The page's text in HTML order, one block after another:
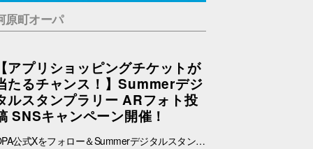
原町オーパ
アプリショッピングチケットが
たるチャンス！】Summerデジ
ルスタンプラリー ARフォト投
SNSキャンペーン開催！
OPA公式Xをフォロー＆Summerデジタルスタンプラリーで撮影したARフォトを投稿して、OPA VIVRE FORUSアプリのショッピングチケットをゲットしよう！ ■ 景品 500円分のアプリショッピングチケットを2枚（計1,000円分）を抽選で20名さまにプレゼント！ ※税込2,000円で使える500円のショッピングチケットを2枚進呈します。 ■ 応募期間 2026年8月1日(土) ～ 8月30日(日) 23:59まで ※当選者には8月31日(月)以降にDMにてご連絡いたします。 ■ 応募方法 OPA公式X（@opa_vivre_forus）をフォロー Summerデジタルスタンプラリーに参加して、ARフォトを撮影 ハッシュタグ「#おぱんちゅうさぎOPA」「#おぱんちゅうさぎFORUS」「#おぱんちゅうさぎVIVRE」のいずれかをつけて、撮影したARフォトを投稿！ ■ ご注意・各種規約 【撮影・投稿に関する注意】 撮影の際は、周囲のお客さまの通行の妨げにならないようご注意ください。 店内での撮影の際は、各店舗のルールやご案内に沿ってお楽しみください。 ARフォトの撮影、投稿するARフォトは、他のお客さまの顔等が映らないようご配慮をお願いいたします。 危険な行為（階段や無理な姿勢など）はお控えください。 【個人情報・権利に関する注意】 ARフォトの撮影・投稿にあたっては、他のお客さまのプライバシーにご配慮いただき、顔等が写り込まないようお願いいたします。 他のお客さまや第三者が写る場合は、必ずご本人の許可を得たうえで投稿してください。 投稿写真に含まれる著作物（ポスター・商品デザイン等）についてもご配慮ください。 SNSの性質上、投稿された写真は他の利用者に保存・共有される場合がございます。ご理解のうえご参加いただけますと幸いです。 【SNS投稿ルール】 投稿内容が公序良俗に反する場合や、不適切と判断される場合は応募対象外となります。 非公開アカウントからの投稿は応募対象外となる場合がございます。 ハッシュタグや応募条件を満たしていない場合、抽選対象外となる場合がございます。 【キャンペーン関連】 賞品の内容は予告なく変更となる場合がございます。 投稿いただいた画像は、当選者の選定のみに使用し、その他の目的で使用することはございません。